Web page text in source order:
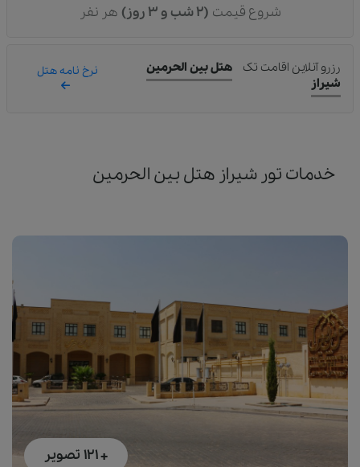
خدمات تور شیراز هتل بین الحرمین
+ 121 تصویر
شروع قیمت (2 شب و 3 روز) هر نفر
رزرو آنلاین اقامت تک
هتل بین الحرمین
شیراز
نرخ نامه هتل